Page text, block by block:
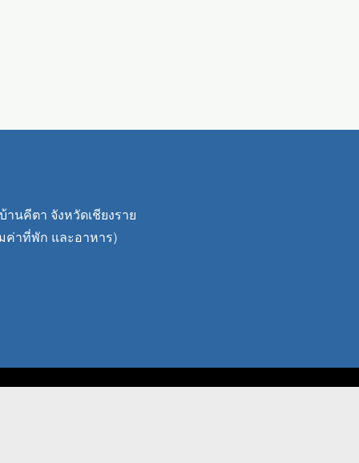
นคีตา จังหวัดเชียงราย
ค่าที่พัก และอาหาร)